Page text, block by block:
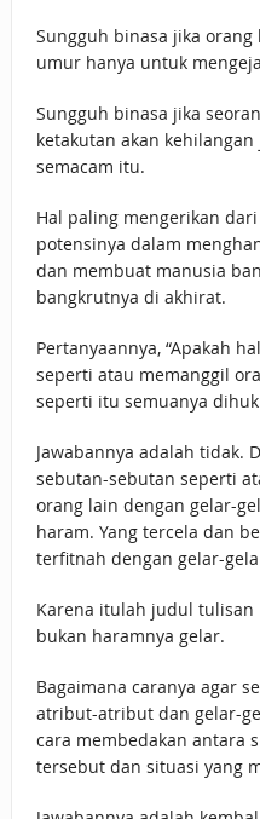
Sungguh binasa jika
umur hanya untuk
Sungguh binasa jika
ketakutan akan
semacam itu.
Hal paling mengerikan
potensinya dalam
dan membuat manusia
bangkrutnya di akhirat.
Pertanyaannya, “Apakah
seperti atau memanggil
seperti itu semuanya
Jawabannya adalah tidak.
sebutan-sebutan seperti
orang lain dengan gelar-
haram. Yang tercela dan
terfitnah dengan gelar-
Karena itulah judul tulisan
bukan haramnya gelar.
Bagaimana caranya agar
atribut-atribut dan gelar-
cara membedakan antara
tersebut dan situasi yang